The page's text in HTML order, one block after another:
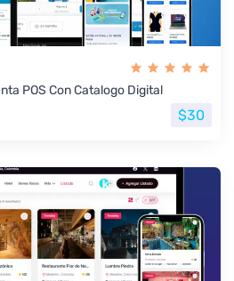
POS Con Catalogo Digital
$30